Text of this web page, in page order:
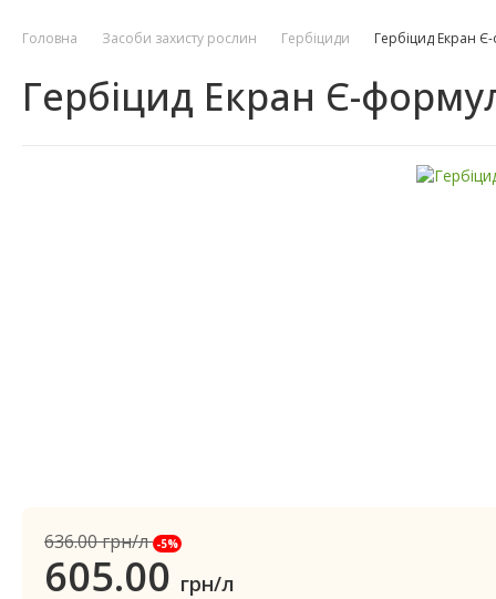
Головна Засоби захисту рослин Гербіциди Гербіцид Екран
Гербіцид Екран Є-
636.00грн/л -5%
605.00 грн/л